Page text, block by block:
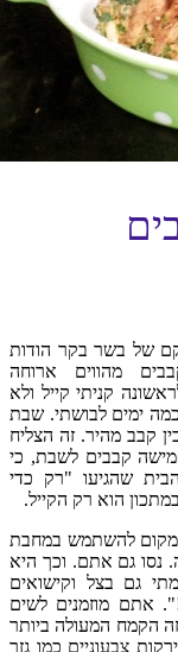
(10 קבבים
של בשר בקר הודות
של הקייל. עבורי 3 קבבים מהווים ארוחה
קניתי קייל ולא
ימים לבושתי. שבת
קבב מהיר. זה הצליח
קבבים לשבת, כי
שהגיעו "רק כדי
הוא רק הקייל.
במקום להשתמש במחבת
נסו גם אתם. וכך היא
גם בצל וקישואים
אתם מוזמנים לשים
הקמח המעולה ביותר
צבעוניים כמו גזר